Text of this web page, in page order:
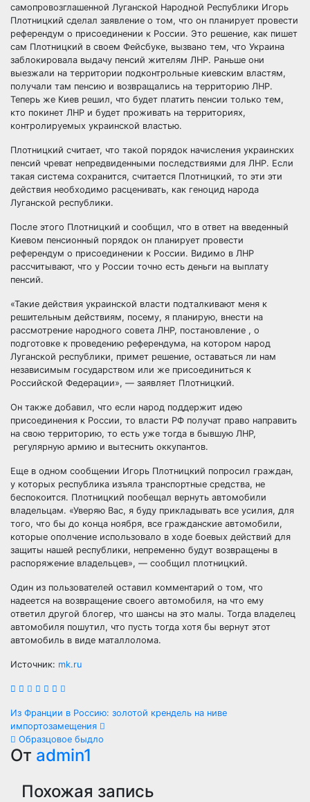
самопровозглашенной Луганской Народной Республики Игорь
Плотницкий сделал заявление о том, что он планирует провести
референдум о присоединении к России. Это решение, как пишет
сам Плотницкий в своем Фейсбуке, вызвано тем, что Украина
заблокировала выдачу пенсий жителям ЛНР. Раньше они
выезжали на территории подконтрольные киевским властям,
получали там пенсию и возвращались на территорию ЛНР.
Теперь же Киев решил, что будет платить пенсии только тем,
кто покинет ЛНР и будет проживать на территориях,
контролируемых украинской властью.
Плотницкий считает, что такой порядок начисления украинских
пенсий чреват непредвиденными последствиями для ЛНР. Если
такая система сохранится, считается Плотницкий, то эти эти
действия необходимо расценивать, как геноцид народа
Луганской республики.
После этого Плотницкий и сообщил, что в ответ на введенный
Киевом пенсионный порядок он планирует провести
референдум о присоединении к России. Видимо в ЛНР
рассчитывают, что у России точно есть деньги на выплату
пенсий.
«Такие действия украинской власти подталкивают меня к
решительным действиям, посему, я планирую, внести на
рассмотрение народного совета ЛНР, постановление , о
подготовке к проведению референдума, на котором народ
Луганской республики, примет решение, оставаться ли нам
независимым государством или же присоединиться к
Российской Федерации», — заявляет Плотницкий.
Он также добавил, что если народ поддержит идею
присоединения к России, то власти РФ получат право направить
на свою территорию, то есть уже тогда в бывшую ЛНР,
регулярную армию и вытеснить оккупантов.
Еще в одном сообщении Игорь Плотницкий попросил граждан,
у которых республика изъяла транспортные средства, не
беспокоится. Плотницкий пообещал вернуть автомобили
владельцам. «Уверяю Вас, я буду прикладывать все усилия, для
того, что бы до конца ноября, все гражданские автомобили,
которые ополчение использовало в ходе боевых действий для
защиты нашей республики, непременно будут возвращены в
распоряжение владельцев», — сообщил плотницкий.
Один из пользователей оставил комментарий о том, что
надеется на возвращение своего автомобиля, на что ему
ответил другой блогер, что шансы на это малы. Тогда владелец
автомобиля пошутил, что пусть тогда хотя бы вернут этот
автомобиль в виде маталлолома.
Источник: mk.ru
Навигация
по
записям
Из Франции в Россию: золотой крендель на ниве
импортозамещения
Образцовое быдло
От admin1
Похожая запись